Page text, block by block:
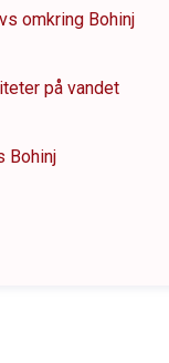
omkring Bohinj
på vandet
Bohinj